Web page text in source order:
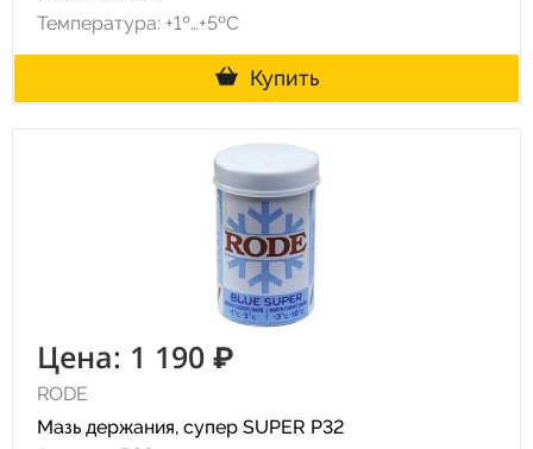
Температура: +1º…+5ºC
Купить
Цена: 1 190 ₽
RODE
Мазь держания, супер SUPER P32